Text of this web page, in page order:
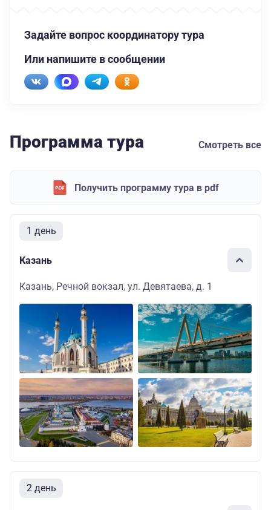
Задайте вопрос координатору тура
Или напишите в сообщении
Программа тура Смотреть все
Получить программу тура в pdf
1 день
Казань
Казань, Речной вокзал, ул. Девятаева, д. 1
2 день